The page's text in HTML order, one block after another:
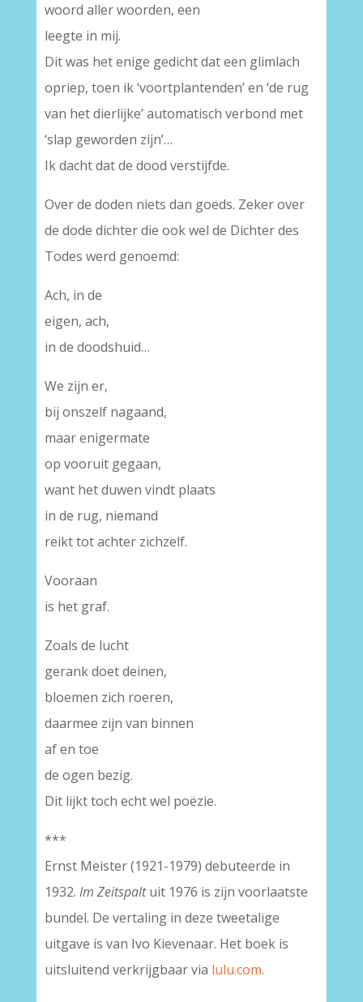
woord aller woorden, een
leegte in mij.
Dit was het enige gedicht dat een glimlach
opriep, toen ik ‘voortplantenden’ en ‘de rug
van het dierlijke’ automatisch verbond met
‘slap geworden zijn’…
Ik dacht dat de dood verstijfde.
Over de doden niets dan goeds. Zeker over
de dode dichter die ook wel de Dichter des
Todes werd genoemd:
Ach, in de
eigen, ach,
in de doodshuid…
We zijn er,
bij onszelf nagaand,
maar enigermate
op vooruit gegaan,
want het duwen vindt plaats
in de rug, niemand
reikt tot achter zichzelf.
Vooraan
is het graf.
Zoals de lucht
gerank doet deinen,
bloemen zich roeren,
daarmee zijn van binnen
af en toe
de ogen bezig.
Dit lijkt toch echt wel poëzie.
***
Ernst Meister (1921-1979) debuteerde in
1932. Im Zeitspaltuit 1976 is zijn voorlaatste
bundel. De vertaling in deze tweetalige
uitgave is van Ivo Kievenaar. Het boek is
uitsluitend verkrijgbaar via lulu.com.